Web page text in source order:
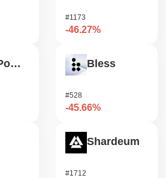
HarryPotterObamaSonic10Inu (ETH)
#1173
-46.27%
Bless
#528
-45.66%
Shardeum
#1712